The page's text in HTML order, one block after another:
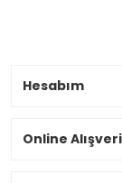
Hesabım
Online